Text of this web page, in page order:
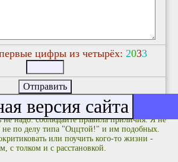
цифры из четырёх: 2033
не надо: соблюдайте правила приличия. Я не
по делу типа "Оццтой!" и им подобных.
или поучить кого-то жизни -
с толком и с расстановкой.